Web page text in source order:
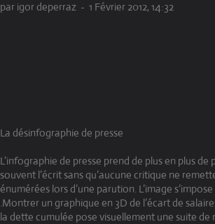
par igor deperraz - 1 Février 2012, 14:32
La désinfographie de presse
L’infographie de presse prend de plus en plus
souvent l’écrit sans qu’aucune critique ne
énumérées lors d’une parution. L’image
.Montrer un graphique en 3D de l’écart de
la dette cumulée pose visuellement une suite